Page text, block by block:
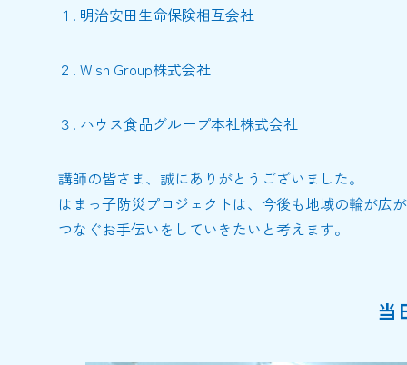
１. 明治安田生命保険相互会社
２. Wish Group株式会社
３. ハウス食品グループ本社株式会社
講師の皆さま、誠にありがとうございました。
はまっ子防災プロジェクトは、今後も地域の輪が広
つなぐお手伝いをしていきたいと考えます。
当